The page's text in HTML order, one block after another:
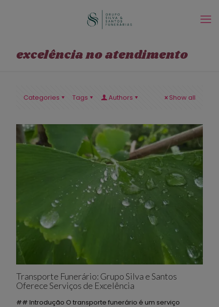
excelência no atendimento
Categories Tags Authors Show all
Transporte Funerário: Grupo Silva e Santos
Oferece Serviços de Excelência
## Introdução O transporte funerário é um serviço